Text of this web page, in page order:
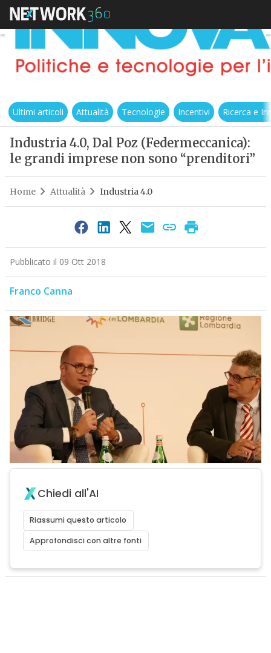
Ultimi articoli Attualità Tecnologie Incentivi Ricerca e
Industria 4.0, Dal Poz (Federmeccanica):
le grandi imprese non sono “prenditori”
Home Attualità Industria 4.0
Pubblicato il 09 Ott 2018
Franco Canna
Chiedi all'AI
Riassumi questo articolo
Approfondisci con altre fonti